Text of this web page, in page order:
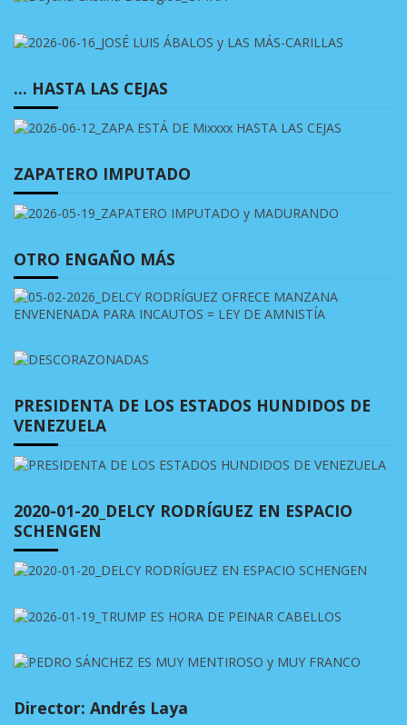
… HASTA LAS CEJAS
ZAPATERO IMPUTADO
OTRO ENGAÑO MÁS
PRESIDENTA DE LOS ESTADOS HUNDIDOS DE
VENEZUELA
2020-01-20_DELCY RODRÍGUEZ EN ESPACIO
SCHENGEN
Director: Andrés Laya